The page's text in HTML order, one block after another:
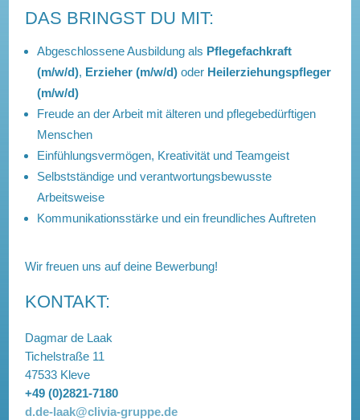
DAS BRINGST DU MIT:
Abgeschlossene Ausbildung als Pflegefachkraft
(m/w/d), Erzieher (m/w/d) oder Heilerziehungspfleger
(m/w/d)
Freude an der Arbeit mit älteren und pflegebedürftigen
Menschen
Einfühlungsvermögen, Kreativität und Teamgeist
Selbstständige und verantwortungsbewusste
Arbeitsweise
Kommunikationsstärke und ein freundliches Auftreten
Wir freuen uns auf deine Bewerbung!
KONTAKT:
Dagmar de Laak
Tichelstraße 11
47533 Kleve
+49 (0)2821-7180
d.de-laak@clivia-gruppe.de